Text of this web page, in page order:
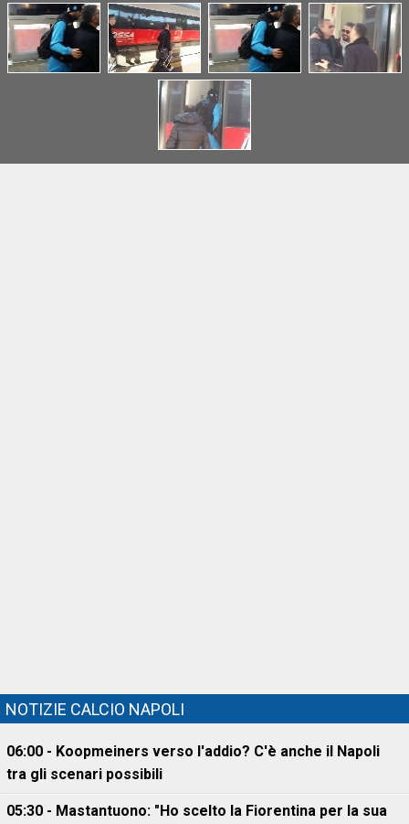
NOTIZIE CALCIO NAPOLI
06:00 - Koopmeiners verso l'addio? C'è anche il Napoli
tra gli scenari possibili
05:30 - Mastantuono: "Ho scelto la Fiorentina per la sua